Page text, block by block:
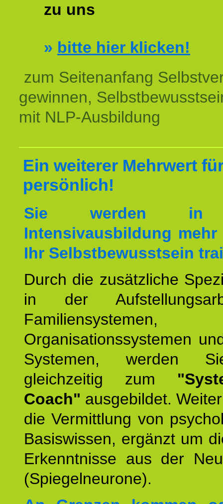
zu uns
» bitte hier klicken!
zum Seitenanfang
gewinnen,
mit NLP-Ausbildung
Ein weiterer Mehrwert
persönlich!
Sie werden in
Intensivausbildung
Ihr Selbstbewusstsein
Durch die zusätzliche
in der
Familiensystemen,
Organisationssystemen
Systemen, werden
gleichzeitig zum
Coach" ausgebildet.
die Vermittlung von
Basiswissen, ergänzt um
Erkenntnisse aus der
(Spiegelneurone).